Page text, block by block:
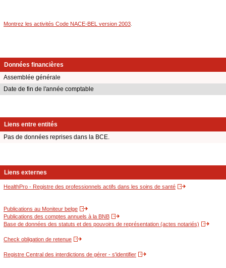
Montrez les activités Code NACE-BEL version 2003
Données financières
Assemblée générale
Date de fin de l'année comptable
Liens entre entités
Pas de données reprises dans la BCE.
Liens externes
HealthPro - Registre des professionnels actifs dans les soins de santé
Publications au Moniteur belge
Publications des comptes annuels à la BNB
Base de données des statuts et des pouvoirs de représentation (actes notariés)
Check obligation de retenue
Registre Central des interdictions de gérer - s'identifier